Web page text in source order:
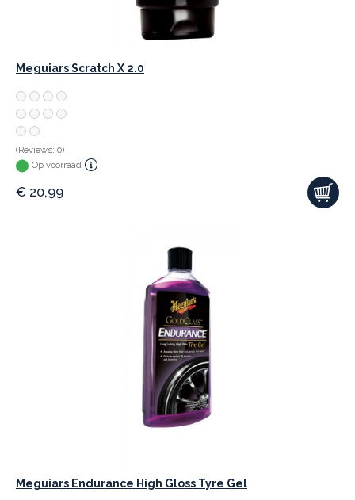
Meguiars Scratch X 2.0
(Reviews: 0)
Op voorraad
€ 20,99
Meguiars Endurance High Gloss Tyre Gel